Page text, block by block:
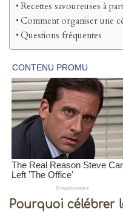
Recettes savoureuses à
Comment organiser une
Questions fréquentes
Pourquoi célébrer